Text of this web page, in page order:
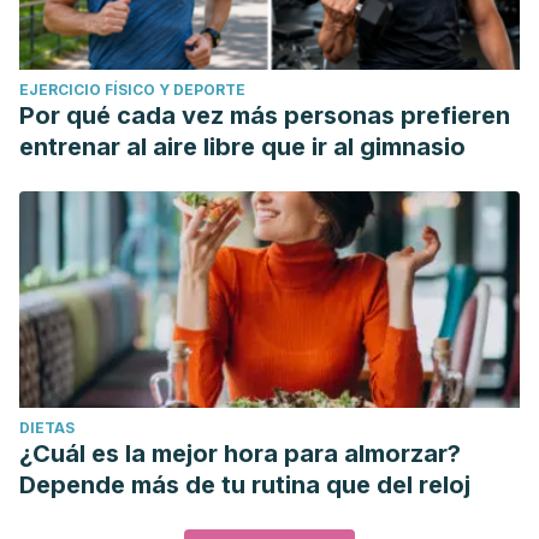
EJERCICIO FÍSICO Y DEPORTE
Por qué cada vez más personas prefieren
entrenar al aire libre que ir al gimnasio
DIETAS
¿Cuál es la mejor hora para almorzar?
Depende más de tu rutina que del reloj